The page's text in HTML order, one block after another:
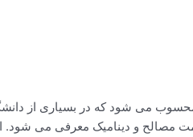
می شود که در بسیاری از
و دینامیک معرفی می شود.